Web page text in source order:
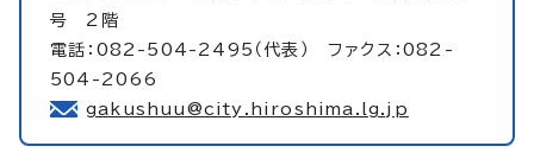
号 2階
電話：082-504-2495（代表） ファクス：082-
504-2066
gakushuu@city.hiroshima.lg.jp